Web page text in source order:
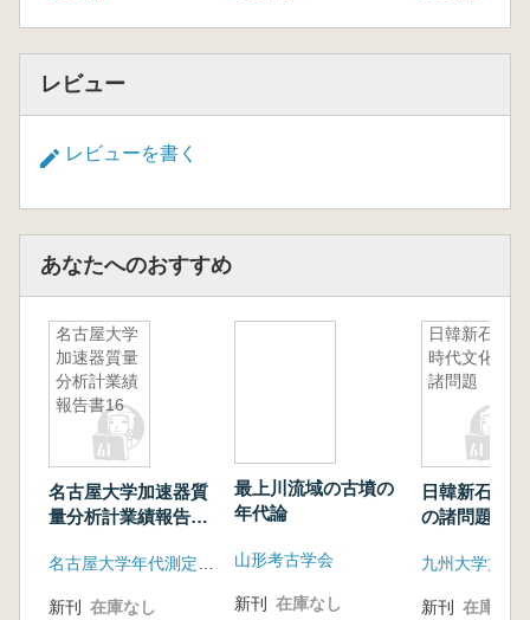
レビュー
レビューを書く
あなたへのおすすめ
名古屋大学
加速器質量
分析計業績
報告書16
名古屋大学加速器質
量分析計業績報告書
新刊 在庫なし
最上川流域の古墳の
年代論
山形考古学会
新刊 在庫なし
日韓新石器
時代文化の
諸問題
日韓新石器
の諸問題
新刊 在庫なし